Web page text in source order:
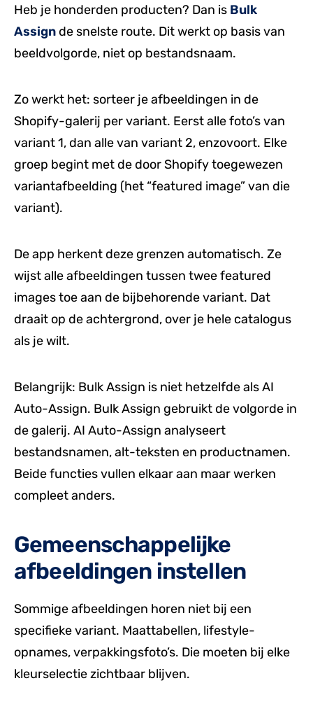
Heb je honderden producten? Dan is Bulk
Assignde snelste route. Dit werkt op basis van
beeldvolgorde, niet op bestandsnaam.
Zo werkt het: sorteer je afbeeldingen in de
Shopify-galerij per variant. Eerst alle foto’s van
variant 1, dan alle van variant 2, enzovoort. Elke
groep begint met de door Shopify toegewezen
variantafbeelding (het “featured image” van die
variant).
De app herkent deze grenzen automatisch. Ze
wijst alle afbeeldingen tussen twee featured
images toe aan de bijbehorende variant. Dat
draait op de achtergrond, over je hele catalogus
als je wilt.
Belangrijk: Bulk Assign is niet hetzelfde als AI
Auto-Assign. Bulk Assign gebruikt de volgorde in
de galerij. AI Auto-Assign analyseert
bestandsnamen, alt-teksten en productnamen.
Beide functies vullen elkaar aan maar werken
compleet anders.
Gemeenschappelijke
afbeeldingen instellen
Sommige afbeeldingen horen niet bij een
specifieke variant. Maattabellen, lifestyle-
opnames, verpakkingsfoto’s. Die moeten bij elke
kleurselectie zichtbaar blijven.